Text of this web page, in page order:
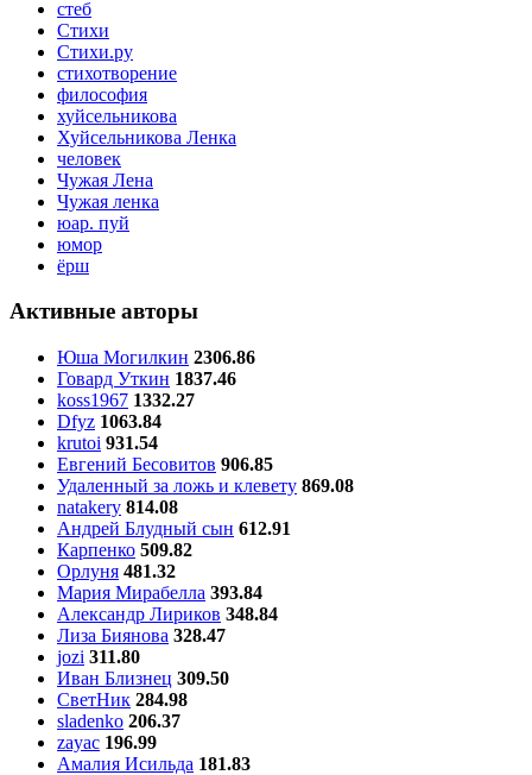
стеб
Стихи
Стихи.ру
стихотворение
философия
хуйсельникова
Хуйсельникова Ленка
человек
Чужая Лена
Чужая ленка
юар. пуй
юмор
ёрш
Активные авторы
Юша Могилкин 2306.86
Говард Уткин 1837.46
koss1967 1332.27
Dfyz 1063.84
krutoi 931.54
Евгений Бесовитов 906.85
Удаленный за ложь и клевету 869.08
natakery 814.08
Андрей Блудный сын 612.91
Карпенко 509.82
Орлуня 481.32
Мария Мирабелла 393.84
Александр Лириков 348.84
Лиза Биянова 328.47
jozi 311.80
Иван Близнец 309.50
СветНик 284.98
sladenko 206.37
zayac 196.99
Амалия Исильда 181.83